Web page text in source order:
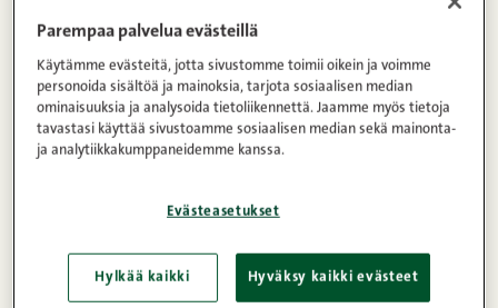
95%
Tuotetiedot
Ravintosisältö
Valmistusohje
Parempaa palvelua evästeillä
Käytämme evästeitä, jotta sivustomme toimii oikein ja voimme
personoida sisältöä ja mainoksia, tarjota sosiaalisen median
ominaisuuksia ja analysoida tietoliikennettä. Jaamme myös tietoja
tavastasi käyttää sivustoamme sosiaalisen median sekä mainonta-
ja analytiikkakumppaneidemme kanssa.
Evästeasetukset
Hylkää kaikki Hyväksy kaikki evästeet